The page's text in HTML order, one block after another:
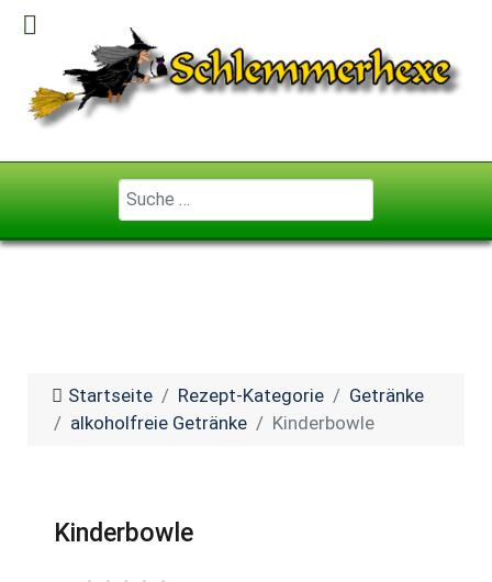
Geben Sie ...
Startseite Rezept-Kategorie
Getränke
alkoholfreie Getränke
Kinderbowle
Kinderbowle